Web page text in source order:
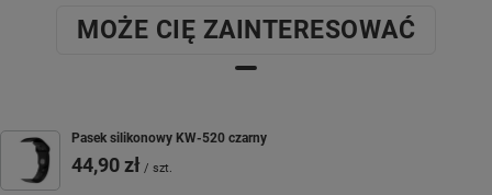
MOŻE CIĘ ZAINTERESOWAĆ
Pasek silikonowy KW-520 czarny
44,90 zł / szt.